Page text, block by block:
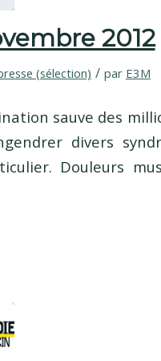
2012
(sélection) / par E3M
sauve des
divers
Douleurs